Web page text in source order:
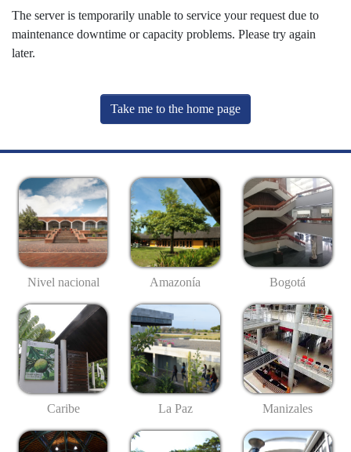
The server is temporarily unable to service your request due to
maintenance downtime or capacity problems. Please try again
later.
Take me to the home page
Nivel nacional Amazonía Bogotá
Caribe La Paz Manizales